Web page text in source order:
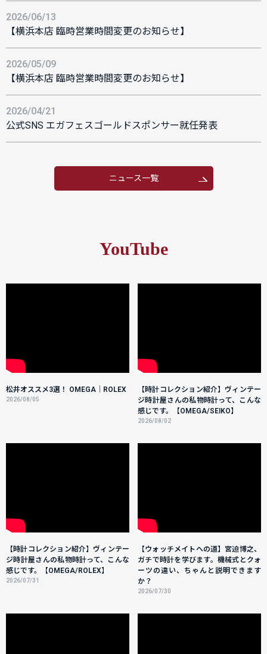
2026/06/13
【横浜本店 臨時営業時間変更のお知らせ】
2026/05/09
【横浜本店 臨時営業時間変更のお知らせ】
2026/04/21
公式SNS エガフェスゴールドスポンサー就任発表
ニュース一覧
YouTube
松井オススメ3選！ OMEGA｜ROLEX
2026/08/05
【時計コレクション紹介】ヴィンテー
ジ時計屋さんの私物時計って、こんな
感じです。【OMEGA/SEIKO】
2026/08/02
【時計コレクション紹介】ヴィンテー
ジ時計屋さんの私物時計って、こんな
感じです。【OMEGA/ROLEX】
2026/07/31
【ウォッチメイトへの道】宮迫博之、
ガチで時計を学びます。機械式とクォ
ーツの違い、ちゃんと説明できます
か？
2026/07/30